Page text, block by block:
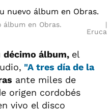
álbum en Obras.
Eruca
décimo álbum, el
"A tres día de la
ante miles de
origen cordobés
vivo el disco